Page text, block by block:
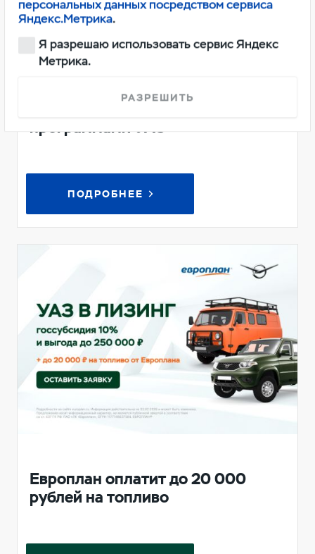
Твоя Свобода на 219 000 рублей
программами УАЗ
ПОДРОБНЕЕ
Европлан оплатит до 20 000
рублей на топливо
персональных данных посредством сервиса
Яндекс.Метрика.
Я разрешаю использовать сервис Яндекс
Метрика.
РАЗРЕШИТЬ